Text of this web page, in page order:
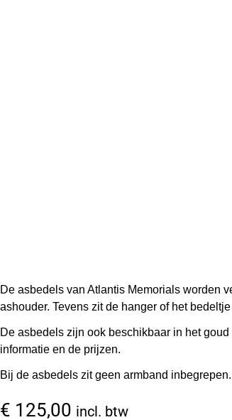
De asbedels van Atlantis Memorials worden
ashouder. Tevens zit de hanger of het
De asbedels zijn ook beschikbaar in het
informatie en de prijzen.
Bij de asbedels zit geen armband
€ 125,00 incl. btw